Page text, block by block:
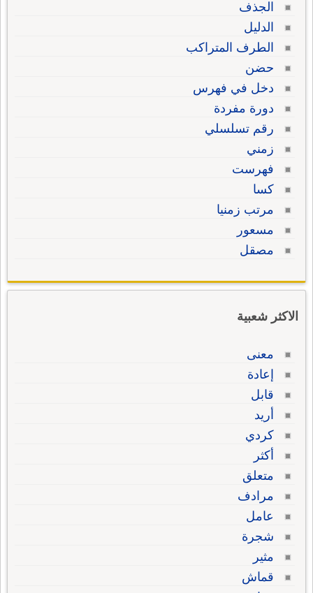
الجذف
الدليل
الطرف المتراكب
حضن
دخل في فهرس
دورة مفردة
رقم تسلسلي
زمني
فهرست
كسا
مرتب زمنيا
مسعور
مصقل
الاكثر شعبية
معنى
إعادة
قابل
أريد
كردي
أكثر
متعلق
مرادف
عامل
شجرة
مثير
قماش